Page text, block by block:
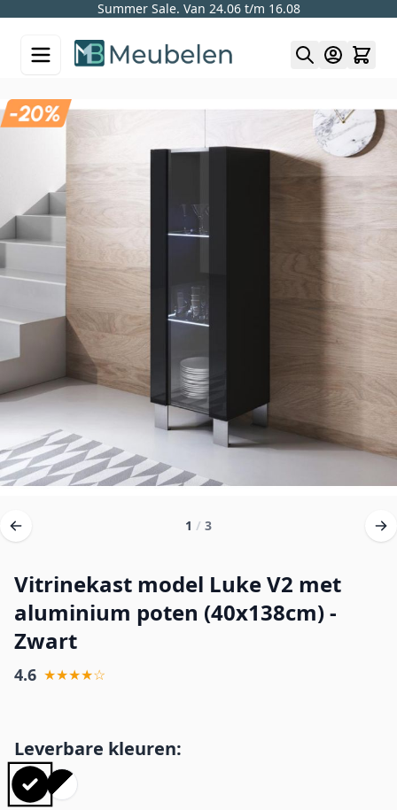
Summer Sale. Van 24.06 t/m 16.08
1 / 3
Vitrinekast model Luke V2 met
aluminium poten (40x138cm) -
Zwart
4.6 ★★★★☆
Leverbare kleuren: